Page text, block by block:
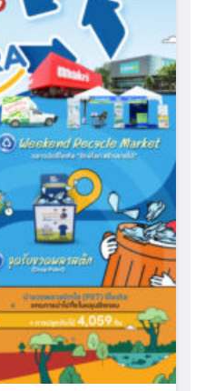
Search